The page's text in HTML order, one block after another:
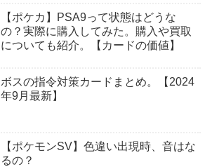
【ポケカ】PSA9って状態はどうな
の？実際に購入してみた。購入や買取
についても紹介。【カードの価値】
ボスの指令対策カードまとめ。【2024
年9月最新】
【ポケモンSV】色違い出現時、音はな
るの？